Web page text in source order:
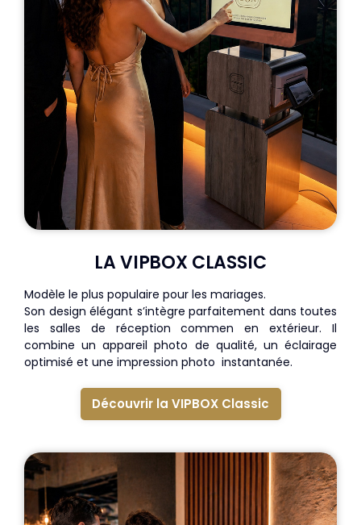
LA VIPBOX CLASSIC
Modèle le plus populaire pour les mariages.
Son design élégant s’intègre parfaitement dans toutes
les salles de réception commen en extérieur. Il
combine un appareil photo de qualité, un éclairage
optimisé et une impression photo instantanée.
Découvrir la VIPBOX Classic